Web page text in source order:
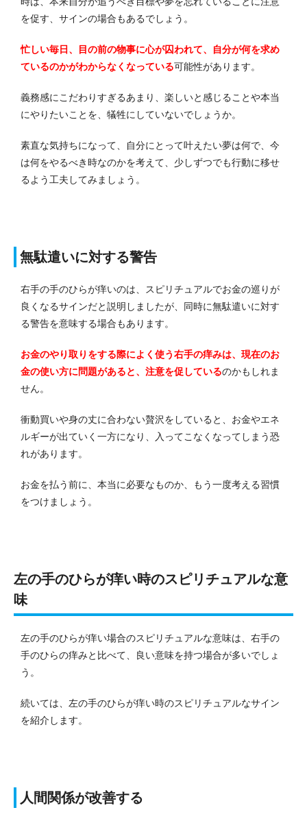
を促す、サインの場合もあるでしょう。
忙しい毎日、目の前の物事に心が囚われて、自分が何を求め
ているのかがわからなくなっている可能性があります。
義務感にこだわりすぎるあまり、楽しいと感じることや本当
にやりたいことを、犠牲にしていないでしょうか。
素直な気持ちになって、自分にとって叶えたい夢は何で、今
は何をやるべき時なのかを考えて、少しずつでも行動に移せ
るよう工夫してみましょう。
無駄遣いに対する警告
右手の手のひらが痒いのは、スピリチュアルでお金の巡りが
良くなるサインだと説明しましたが、同時に無駄遣いに対す
る警告を意味する場合もあります。
お金のやり取りをする際によく使う右手の痒みは、現在のお
金の使い方に問題があると、注意を促しているのかもしれま
せん。
衝動買いや身の丈に合わない贅沢をしていると、お金やエネ
ルギーが出ていく一方になり、入ってこなくなってしまう恐
れがあります。
お金を払う前に、本当に必要なものか、もう一度考える習慣
をつけましょう。
左の手のひらが痒い時のスピリチュアルな意
味
左の手のひらが痒い場合のスピリチュアルな意味は、右手の
手のひらの痒みと比べて、良い意味を持つ場合が多いでしょ
う。
続いては、左の手のひらが痒い時のスピリチュアルなサイン
を紹介します。
人間関係が改善する